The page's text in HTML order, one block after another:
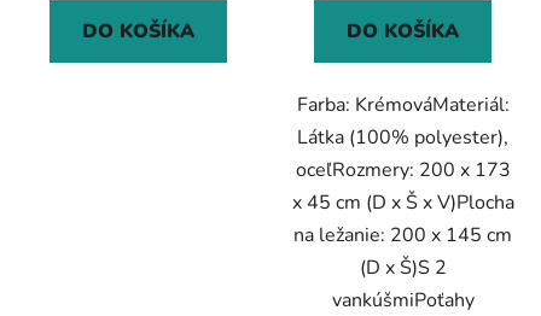
DO KOŠÍKA DO KOŠÍKA
Farba: KrémováMateriál:
Látka (100% polyester),
oceľRozmery: 200 x 173
x 45 cm (D x Š x V)Plocha
na ležanie: 200 x 145 cm
(D x Š)S 2
vankúšmiPoťahy